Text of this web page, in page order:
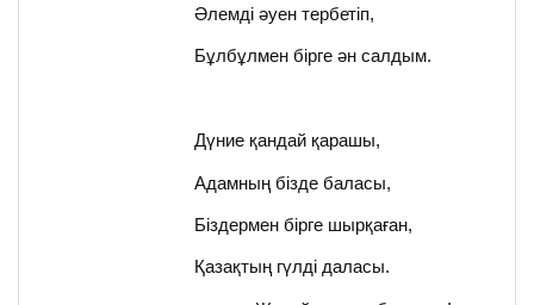
Әлемді әуен тербетіп,
Бұлбұлмен бірге ән салдым.
Дүние қандай қарашы,
Адамның бізде баласы,
Біздермен бірге шырқаған,
Қазақтың гүлді даласы.